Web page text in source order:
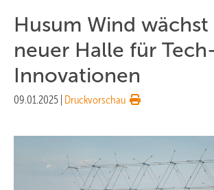
Husum Wind
neuer Halle für
Innovationen
09.01.2025 Druckvorschau